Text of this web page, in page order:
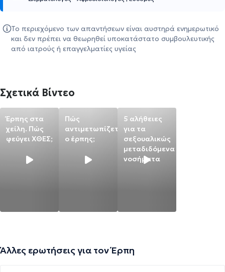
Το περιεχόμενο των απαντήσεων είναι αυστηρά ενημερωτικό
και δεν πρέπει να θεωρηθεί υποκατάστατο συμβουλευτικής
από ιατρούς ή επαγγελματίες υγείας
Σχετικά Βίντεο
Έρπης στα
χείλη. Πώς
φεύγει ΧΘΕΣ;
Πώς
αντιμετωπίζεται
ο έρπης;
5 αλήθειες
για τα
σεξουαλικώς
μεταδιδόμενα
νοσήματα
Άλλες ερωτήσεις για τον Έρπη